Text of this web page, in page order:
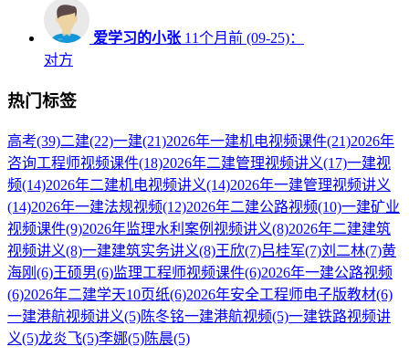
爱学习的小张 11个月前 (09-25)：
对方
热门标签
高考(39)二建(22)一建(21)2026年一建机电视频课件(21)2026年
咨询工程师视频课件(18)2026年二建管理视频讲义(17)一建视
频(14)2026年二建机电视频讲义(14)2026年一建管理视频讲义
(14)2026年一建法规视频(12)2026年二建公路视频(10)一建矿业
视频课件(9)2026年监理水利案例视频讲义(8)2026年二建建筑
视频讲义(8)一建建筑实务讲义(8)王欣(7)吕桂军(7)刘二林(7)黄
海刚 (6)王硕男(6)监理工程师视频课件(6)2026年一建公路视频
(6)2026年二建学天10页纸(6)2026年安全工程师电子版教材(6)
一建港航视频讲义(5)陈冬铭一建港航视频(5)一建铁路视频讲
义(5)龙炎飞(5)李娜(5)陈晨(5)